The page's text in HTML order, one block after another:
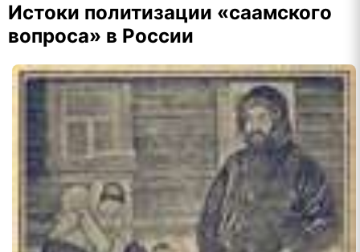
Истоки политизации «саамского
вопроса» в России